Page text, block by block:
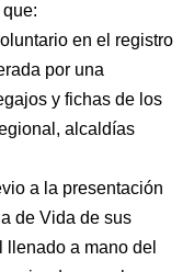
en el registro
por una
y fichas de los
alcaldías
a la presentación
de Vida de sus
a mano del